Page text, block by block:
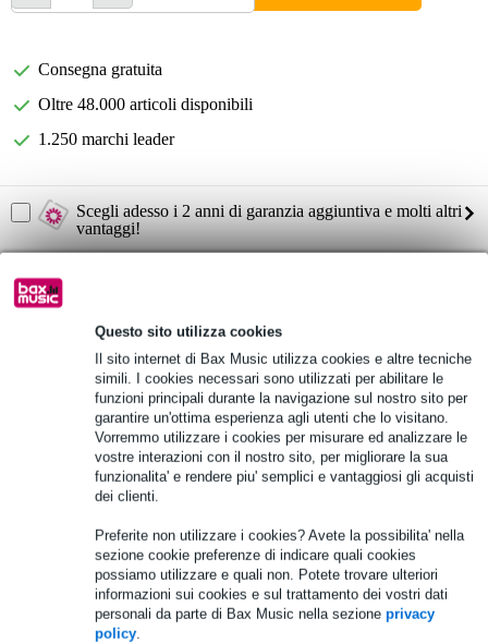
Questo sito utilizza cookies
Il sito internet di Bax Music utilizza cookies e altre tecniche
simili. I cookies necessari sono utilizzati per abilitare le
funzioni principali durante la navigazione sul nostro sito per
garantire un'ottima esperienza agli utenti che lo visitano.
Vorremmo utilizzare i cookies per misurare ed analizzare le
vostre interazioni con il nostro sito, per migliorare la sua
funzionalita' e rendere piu' semplici e vantaggiosi gli acquisti
dei clienti.
Preferite non utilizzare i cookies? Avete la possibilita' nella
sezione cookie preferenze di indicare quali cookies
possiamo utilizzare e quali non. Potete trovare ulteriori
informazioni sui cookies e sul trattamento dei vostri dati
personali da parte di Bax Music nella sezione privacy
policy.
Consegna gratuita
Oltre 48.000 articoli disponibili
1.250 marchi leader
Scegli adesso i 2 anni di garanzia aggiuntiva e molti altri
vantaggi!
23,75 € di premio
Informazioni sul prodotto
Golden Age Audio EQ-73 Premier
equalizzatore
ripiano basso frequenze: 20, 33, 55, 100, 175, 300 hz guadagno:
ripiano alto: frequenze: 8, 10, 12, 16, 20, 24 kHz guadagno: +/-
2400, 3200, 4800, 7000, 10000 Hz guadagno: +/- 15 dB
Specifiche complete
Vedi anche (4)